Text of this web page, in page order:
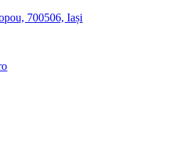
700506, Iași